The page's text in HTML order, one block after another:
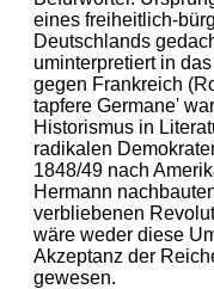
eines freiheitlich-
Deutschlands
uminterpretiert in
gegen Frankreich
tapfere Germane'
Historismus in
radikalen
1848/49 nach
Hermann
verbliebenen
wäre weder diese
Akzeptanz der
gewesen.